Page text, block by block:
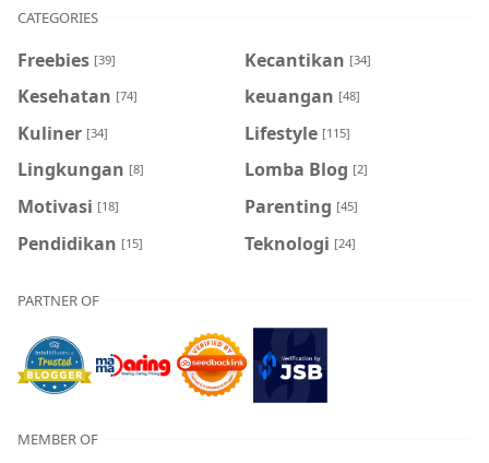
CATEGORIES
Freebies [39] Kecantikan [34]
Kesehatan [74] keuangan [48]
Kuliner [34] Lifestyle [115]
Lingkungan [8] Lomba Blog [2]
Motivasi [18] Parenting [45]
Pendidikan [15] Teknologi [24]
PARTNER OF
MEMBER OF